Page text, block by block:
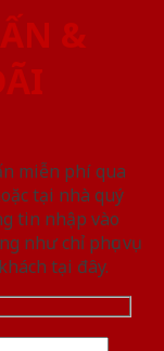
&
miễn phí qua
tại nhà quý
tin nhập vào
như chỉ phục vụ
tại đây.